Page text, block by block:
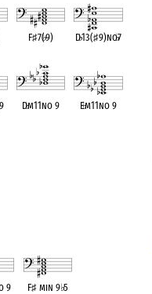
F♯7(♭9) D♭13(♯9)no♭7
D♭m11no 9 E♭m11no 9
9 F♯ min 9♭5